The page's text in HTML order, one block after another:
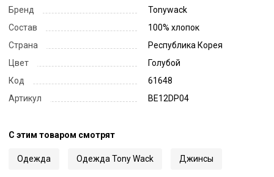
Бренд
Tonywack
Состав
100% хлопок
Страна
Республика Корея
Цвет
Голубой
Код
61648
Артикул
BE12DP04
С этим товаром смотрят
Одежда Одежда Tony Wack Джинсы